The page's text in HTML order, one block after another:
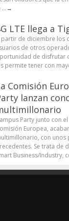
...→
LTE llega a
partir de diciembre los
de otros
de disfrutar
permite tener con
Comisión
lanzan
Party junto con
Europea,
con unos
Se trata de
Business/Industry,